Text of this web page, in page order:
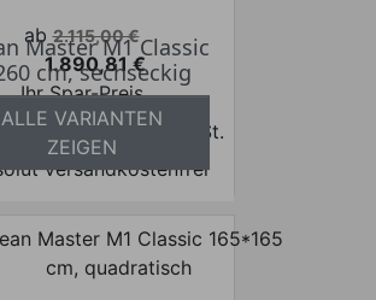
Verkaufspreis
ab 2.115,00 €
Preis
1.890,81 €
Ihr Spar-Preis
Preise inkl. ges. MwSt.
versandkostenfrei
Master M1 Classic
cm, sechseckig
ALLE VARIANTEN
ZEIGEN